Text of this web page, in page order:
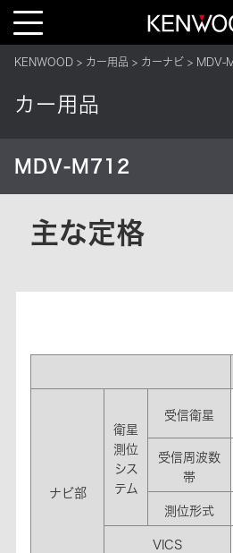
T
l
a
v
t
o
KENWOOD カー用品 カーナビ MDV-
カー用品
MDV-M712
主な定格
ナビ部
衛星
測位
シス
テム
受信衛星
受信周波数
帯
測位形式
VICS